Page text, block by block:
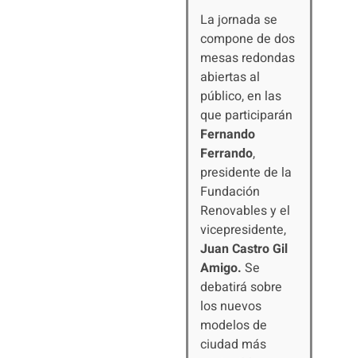
La jornada se
compone de dos
mesas redondas
abiertas al
público, en las
que participarán
Fernando
Ferrando,
presidente de la
Fundación
Renovables y el
vicepresidente,
Juan Castro Gil
Amigo. Se
debatirá sobre
los nuevos
modelos de
ciudad más